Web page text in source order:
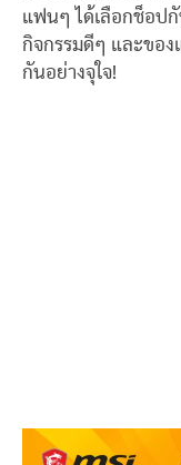
แฟนๆ ได้เลือกช็อปกั
กิจกรรมดีๆ และของ
กันอย่างจุใจ!